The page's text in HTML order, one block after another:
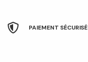
PAIEMENT SÉCURISÉ